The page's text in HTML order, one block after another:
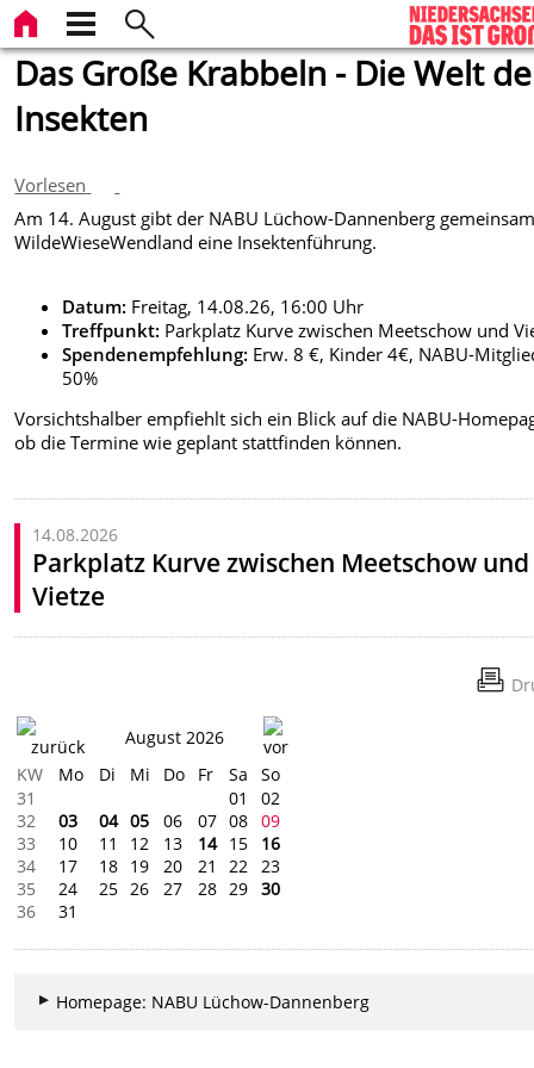
Das Große Krabbeln - Die Welt
Insekten
Vorlesen
Am 14. August gibt der NABU Lüchow-Dannenberg
WildeWieseWendland eine Insektenführung.
Datum: Freitag, 14.08.26, 16:00 Uhr
Treffpunkt: Parkplatz Kurve zwischen Meetschow und
Spendenempfehlung: Erw. 8 €, Kinder 4€, NABU-
50%
Vorsichtshalber empfiehlt sich ein Blick auf die NABU-
ob die Termine wie geplant stattfinden können.
14.08.2026
Parkplatz Kurve zwischen Meetschow und
Vietze
August 2026
KW
Mo Di Mi Do Fr Sa
So
31
01
02
32
03 04 05 06 07 08
09
33
10 11 12 13 14 15
16
34
17 18 19 20 21 22
23
35
24 25 26 27 28 29
30
36
31
Homepage: NABU Lüchow-Dannenberg